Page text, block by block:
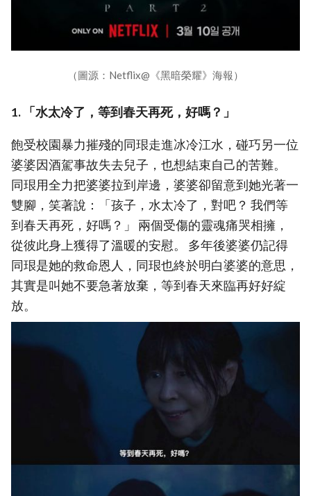
（圖源：Netflix@《黑暗榮耀》海報）
1. 「水太冷了，等到春天再死，好嗎？」
飽受校園暴力摧殘的同珢走進冰冷江水，碰巧另一位
婆婆因酒駕事故失去兒子，也想結束自己的苦難。
同珢用全力把婆婆拉到岸邊，婆婆卻留意到她光著一
雙腳，笑著說：「孩子，水太冷了，對吧？ 我們等
到春天再死，好嗎？」 兩個受傷的靈魂痛哭相擁，
從彼此身上獲得了溫暖的安慰。 多年後婆婆仍記得
同珢是她的救命恩人，同珢也終於明白婆婆的意思，
其實是叫她不要急著放棄，等到春天來臨再好好綻
放。